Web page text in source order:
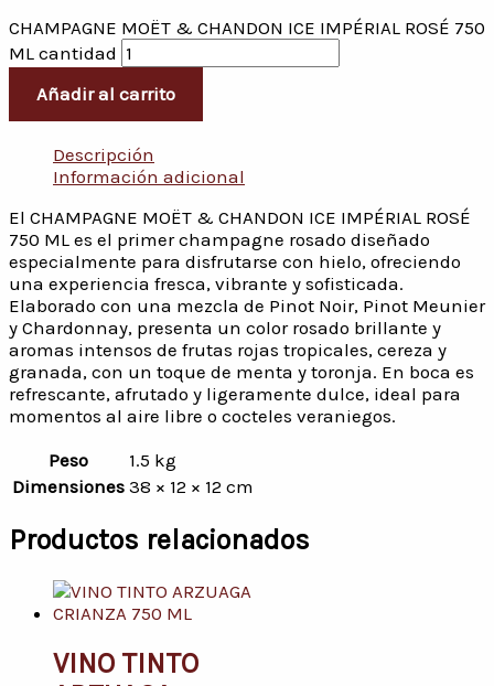
CHAMPAGNE MOËT & CHANDON ICE IMPÉRIAL ROSÉ 750
ML cantidad
Añadir al carrito
Descripción
Información adicional
El CHAMPAGNE MOËT & CHANDON ICE IMPÉRIAL ROSÉ
750 ML es el primer champagne rosado diseñado
especialmente para disfrutarse con hielo, ofreciendo
una experiencia fresca, vibrante y sofisticada.
Elaborado con una mezcla de Pinot Noir, Pinot Meunier
y Chardonnay, presenta un color rosado brillante y
aromas intensos de frutas rojas tropicales, cereza y
granada, con un toque de menta y toronja. En boca es
refrescante, afrutado y ligeramente dulce, ideal para
momentos al aire libre o cocteles veraniegos.
Peso
1.5 kg
Dimensiones 38 × 12 × 12 cm
Productos relacionados
VINO TINTO